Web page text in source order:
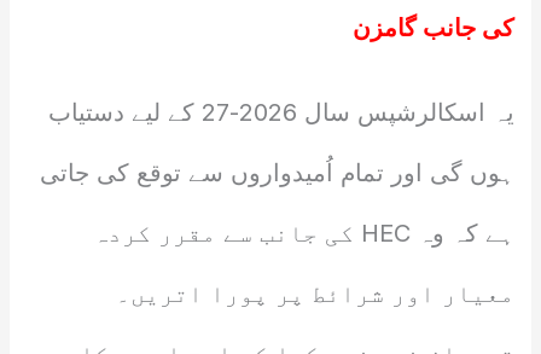
کی جانب گامزن
یہ اسکالرشپس سال 2026-27 کے لیے دستیاب
ہوں گی اور تمام اُمیدواروں سے توقع کی جاتی
ہے کہ وہ HEC کی جانب سے مقرر کردہ
معیار اور شرائط پر پورا اتریں۔